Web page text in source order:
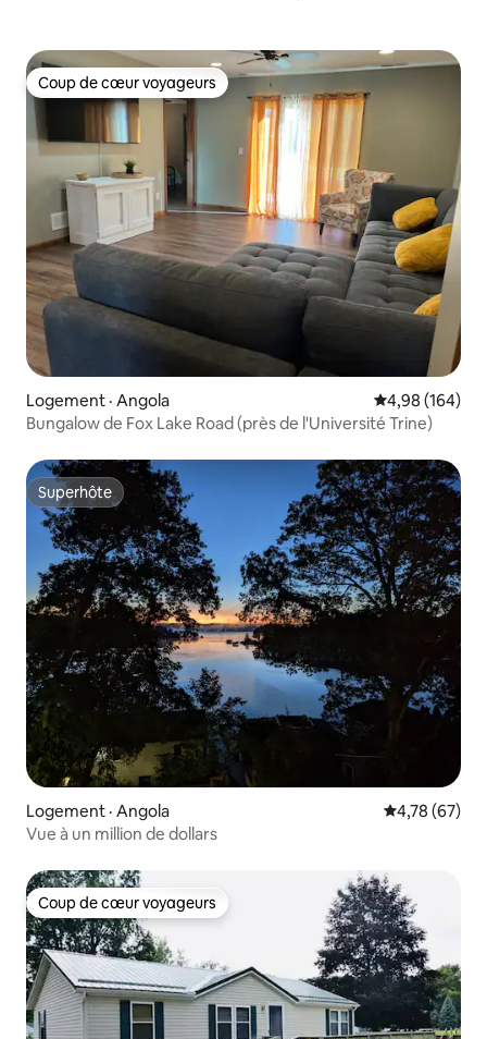
Coup de cœur voyageurs
Coup de cœur voyageurs
Logement · Angola Note
4,98 (164)
Bungalow de Fox Lake Road (près de l'Université Trine)
Superhôte
Superhôte
Logement · Angola Note
4,78 (67)
Vue à un million de dollars
Coup de cœur voyageurs
Coup de cœur voyageurs